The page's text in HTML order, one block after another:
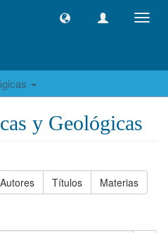
y Geológicas
Autores Títulos Materias